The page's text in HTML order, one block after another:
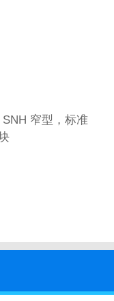
窄型，标准